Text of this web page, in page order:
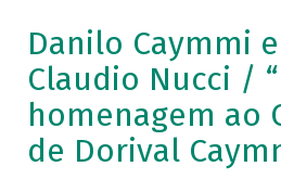
Danilo Caymmi e
Claudio Nucci /
homenagem ao
de Dorival